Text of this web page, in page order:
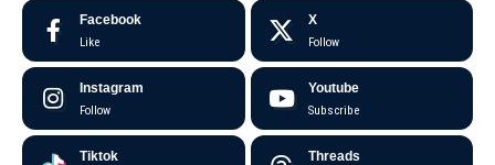
Facebook
Like
X
Follow
Instagram
Follow
Youtube
Subscribe
Tiktok Threads